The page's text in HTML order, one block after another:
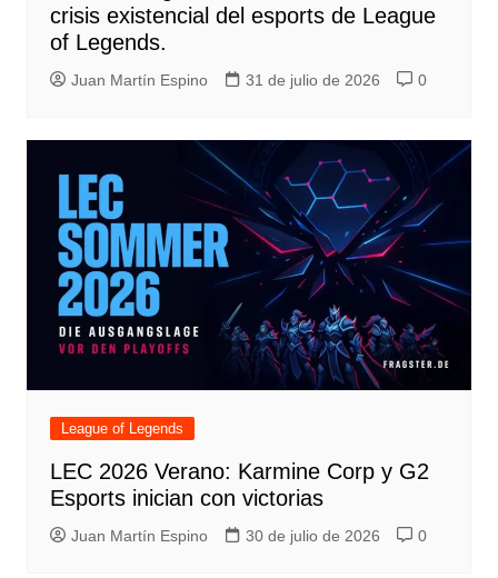
crisis existencial del esports de League
of Legends.
Juan Martín Espino 31 de julio de 2026 0
League of Legends
LEC 2026 Verano: Karmine Corp y G2
Esports inician con victorias
Juan Martín Espino 30 de julio de 2026 0